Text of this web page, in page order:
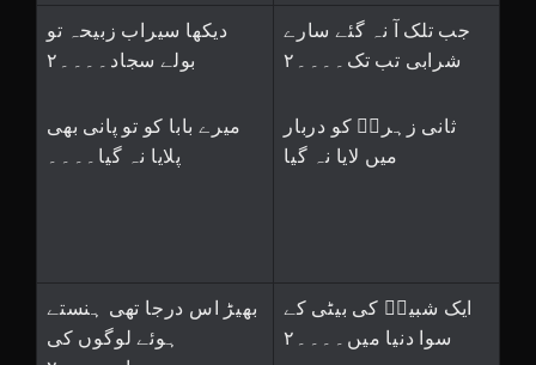
دیکھا سیراب زبیحہ تو
بولے سجاد۔۔۔۔۲
میرے بابا کو تو پانی بھی
پلایا نہ گیا۔۔۔۔
جب تلک آ نہ گئے سارے
شرابی تب تک۔۔۔۔۲
ثانی زہراؑ کو دربار
میں لایا نہ گیا
بھیڑ اس درجا تھی ہنستے
ہوئے لوگوں کی
ایک شبیرؑ کی بیٹی کے
سوا دنیا میں۔۔۔۔۲